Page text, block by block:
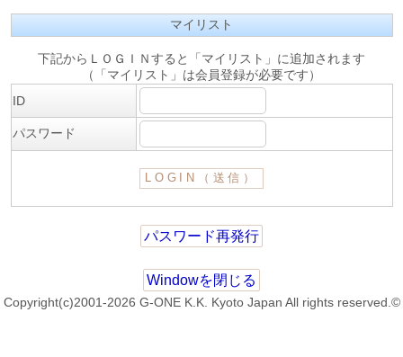
マイリスト
下記からＬＯＧＩＮすると「マイリスト」に追加されます
（「マイリスト」は会員登録が必要です）
ID
パスワード
パスワード再発行
Windowを閉じる
Copyright(c)2001-2026 G-ONE K.K. Kyoto Japan All rights reserved.©